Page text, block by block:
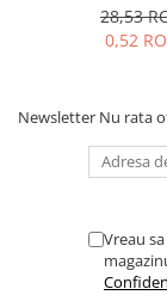
28,53
0,52
Newsletter Nu rata
Vreau